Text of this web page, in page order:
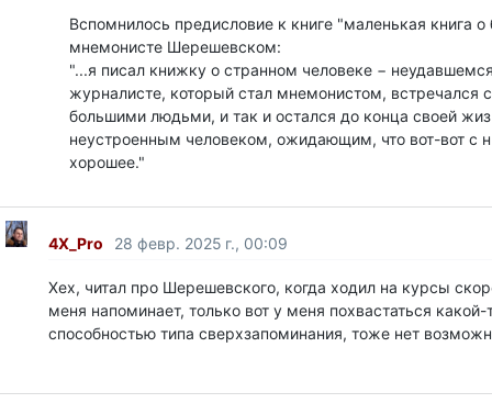
Вспомнилось предисловие к книге "маленькая книга
мнемонисте Шерешевском:
"...я писал книжку о странном человеке −
журналисте, который стал мнемонистом, встречался
большими людьми, и так и остался до конца своей
неустроенным человеком, ожидающим, что вот-вот с
хорошее."
4X_Pro 28 февр. 2025 г., 00:09
Хех, читал про Шерешевского, когда ходил на курсы
меня напоминает, только вот у меня похвастаться
способностью типа сверхзапоминания, тоже нет